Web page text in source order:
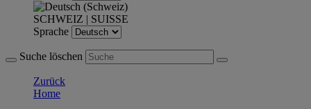
SCHWEIZ | SUISSE
Sprache
Suche löschen
Zurück
Home